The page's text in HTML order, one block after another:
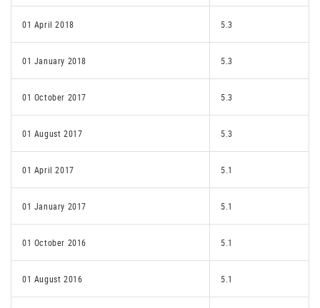
01 April 2018 5.3
01 January 2018 5.3
01 October 2017 5.3
01 August 2017 5.3
01 April 2017 5.1
01 January 2017 5.1
01 October 2016 5.1
01 August 2016 5.1